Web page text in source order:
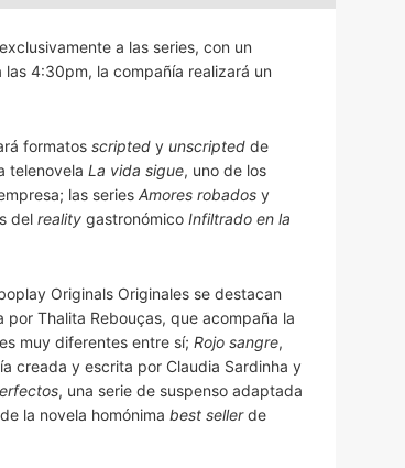
a las series, con un
4:30pm, la compañía realizará un
formatos scripted y unscripted de
telenovela La vida sigue, uno de los
las series Amores robados y
del reality gastronómico Infiltrado en la
Originals Originales se destacan
por Thalita Rebouças, que acompaña la
muy diferentes entre sí; Rojo sangre,
creada y escrita por Claudia Sardinha y
, una serie de suspenso adaptada
la novela homónima best sellerde